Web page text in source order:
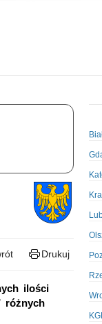
Drukuj
ilości
różnych